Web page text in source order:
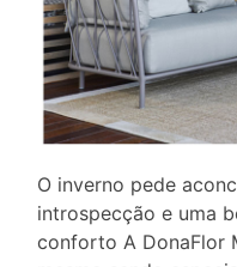
O inverno pede
introspecção e uma
conforto A DonaFlor